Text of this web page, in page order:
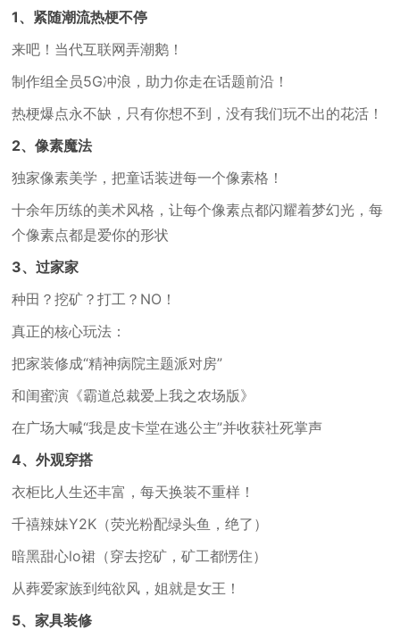
1、紧随潮流热梗不停
来吧！当代互联网弄潮鹅！
制作组全员5G冲浪，助力你走在话题前沿！
热梗爆点永不缺，只有你想不到，没有我们玩不出的花活！
2、像素魔法
独家像素美学，把童话装进每一个像素格！
十余年历练的美术风格，让每个像素点都闪耀着梦幻光，每
个像素点都是爱你的形状
3、过家家
种田？挖矿？打工？NO！
真正的核心玩法：
把家装修成“精神病院主题派对房”
和闺蜜演《霸道总裁爱上我之农场版》
在广场大喊“我是皮卡堂在逃公主”并收获社死掌声
4、外观穿搭
衣柜比人生还丰富，每天换装不重样！
千禧辣妹Y2K（荧光粉配绿头鱼，绝了）
暗黑甜心lo裙（穿去挖矿，矿工都愣住）
从葬爱家族到纯欲风，姐就是女王！
5、家具装修